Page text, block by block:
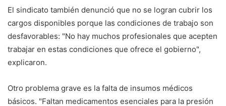
El sindicato también denunció que no se logran cubrir los
cargos disponibles porque las condiciones de trabajo son
desfavorables: "No hay muchos profesionales que acepten
trabajar en estas condiciones que ofrece el gobierno",
explicaron.
Otro problema grave es la falta de insumos médicos
básicos. "Faltan medicamentos esenciales para la presión